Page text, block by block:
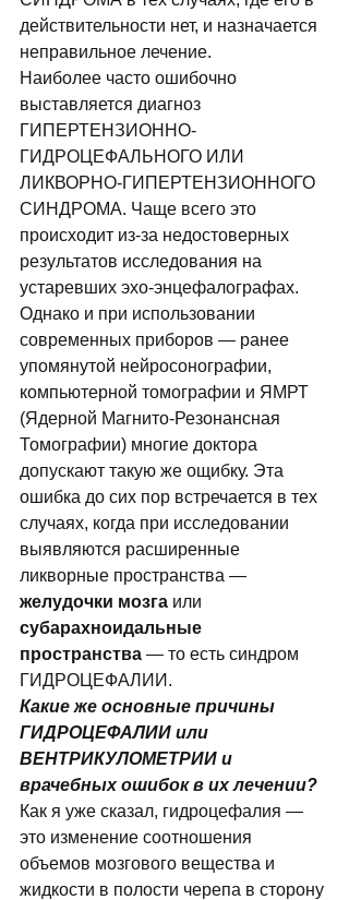
действительности нет, и назначается
неправильное лечение.
Наиболее часто ошибочно
выставляется диагноз
ГИПЕРТЕНЗИОННО-
ГИДРОЦЕФАЛЬНОГО ИЛИ
ЛИКВОРНО-ГИПЕРТЕНЗИОННОГО
СИНДРОМА. Чаще всего это
происходит из-за недостоверных
результатов исследования на
устаревших эхо-энцефалографах.
Однако и при использовании
современных приборов — ранее
упомянутой нейросонографии,
компьютерной томографии и ЯМРТ
(Ядеpной Магнито-Резонансная
Томографии) многие доктора
допускают такую же ощибку. Эта
ошибка до сих пор встречается в тех
случаях, когда при исследовании
выявляются расширенные
ликворные пространства —
желудочки мозга или
субарахноидальные
пространства — то есть синдром
ГИДРОЦЕФАЛИИ.
Какие же основные причины
ГИДРОЦЕФАЛИИ или
ВЕНТРИКУЛОМЕТРИИ и
врачебных ошибок в их лечении?
Как я уже сказал, гидроцефалия —
это изменение соотношения
объемов мозгового вещества и
жидкости в полости черепа в сторону